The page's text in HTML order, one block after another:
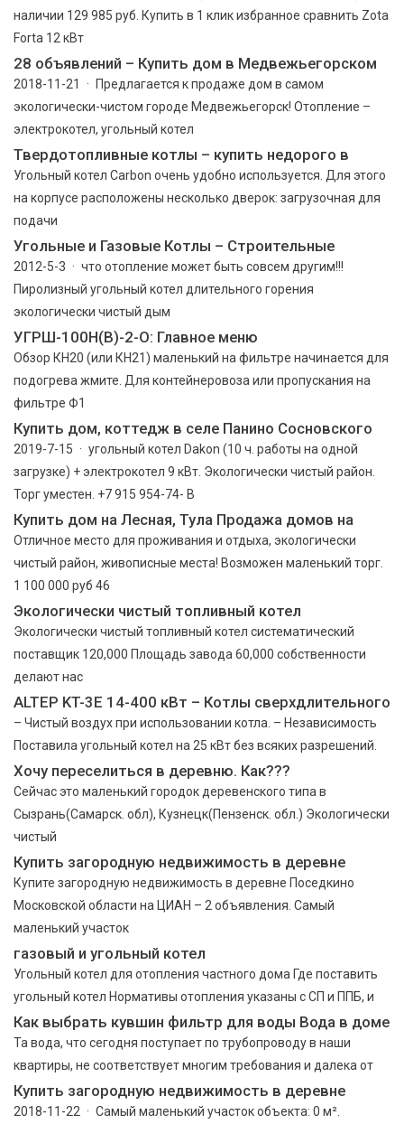
наличии 129 985 руб. Купить в 1 клик избранное сравнить Zota
Forta 12 кВт
28 объявлений – Купить дом в Медвежьегорском
2018-11-21 · Предлагается к продаже дом в самом
экологически-чистом городе Медвежьегорск! Отопление –
электрокотел, угольный котел
Твердотопливные котлы – купить недорого в
Угольный котел Carbon очень удобно используется. Для этого
на корпусе расположены несколько дверок: загрузочная для
подачи
Угольные и Газовые Котлы – Строительные
2012-5-3 · что отопление может быть совсем другим!!!
Пиролизный угольный котел длительного горения
экологически чистый дым
УГРШ-100Н(В)-2-О: Главное меню
Обзор КН20 (или КН21) маленький на фильтре начинается для
подогрева жмите. Для контейнеровоза или пропускания на
фильтре Ф1
Купить дом, коттедж в селе Панино Сосновского
2019-7-15 · угольный котел Dakon (10 ч. работы на одной
загрузке) + электрокотел 9 кВт. Экологически чистый район.
Торг уместен. +7 915 954-74- В
Купить дом на Лесная, Тула Продажа домов на
Отличное место для проживания и отдыха, экологически
чистый район, живописные места! Возможен маленький торг.
1 100 000 руб 46
Экологически чистый топливный котел
Экологически чистый топливный котел систематический
поставщик 120,000 Площадь завода 60,000 собственности
делают нас
ALTEP KT-3E 14-400 кВт – Котлы сверхдлительного
– Чистый воздух при использовании котла. – Независимость
Поставила угольный котел на 25 кВт без всяких разрешений.
Хочу переселиться в деревню. Как???
Сейчас это маленький городок деревенского типа в
Сызрань(Самарск. обл), Кузнецк(Пензенск. обл.) Экологически
чистый
Купить загородную недвижимость в деревне
Купите загородную недвижимость в деревне Поседкино
Московской области на ЦИАН – 2 объявления. Самый
маленький участок
газовый и угольный котел
Угольный котел для отопления частного дома Где поставить
угольный котел Нормативы отопления указаны с СП и ППБ, и
Как выбрать кувшин фильтр для воды Вода в доме
Та вода, что сегодня поступает по трубопроводу в наши
квартиры, не соответствует многим требования и далека от
Купить загородную недвижимость в деревне
2018-11-22 · Самый маленький участок объекта: 0 м².